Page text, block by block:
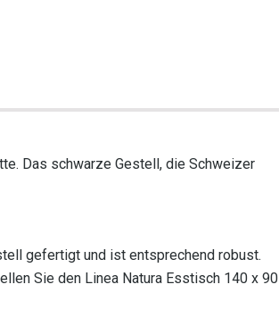
Das schwarze Gestell, die Schweizer
gefertigt und ist entsprechend robust.
Sie den Linea Natura Esstisch 140 x 90